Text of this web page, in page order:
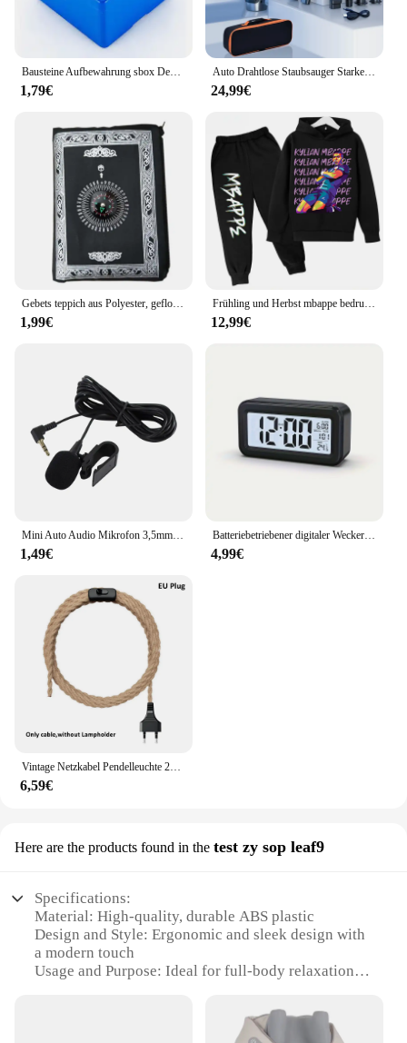
design and user-friendly features, this foot
massager is an essential addition to any home or
professional setting.
Bausteine Aufbewahrung sbox Desktop Make-up Kosmetik box platzsparende Büro Aufbewahrung sbox für Schmuck Kleinigkeiten Stift
1,79€
Auto Drahtlose Staubsauger Starke Saug Handheld Nass Trocken Auto Vakuum Hause & Auto Dual-Use Mini Staubsauger Haushaltsgerät
24,99€
Gebets teppich aus Polyester, geflochtene Matten, einfach mit Kompass bedruckt, Reisetasche, neue Art, Matte, Decke 100x60cm
1,99€
Frühling und Herbst mbappe bedruckte Kinder Hoodie Set Sweatshirt Hose 2-teiliges Sportswear Set für Jungen und Mädchen Kinder kleidung
12,99€
Mini Auto Audio Mikrofon 3,5mm Clip Jack Stecker Mic Stereo Profis Wired Externe Mikrofon Für Auto DVD Radio 3m Lange
1,49€
Batteriebetriebener digitaler Wecker, Temperatur, Datum, mit Hintergrundbeleuchtung, Schlummer-Tischuhr, 12/24 Stunden, stumm, elektronische LCD-Uhr am Bett
4,99€
Vintage Netzkabel Pendelleuchte 2M Hanfseil Kabel E26 E27 Lampenfassung Sockel EU Stecker Schalter Industrielle Pendelleuchte
6,59€
Here are the products found in the test zy sop leaf9
Specifications:
Material: High-quality, durable ABS plastic
Design and Style: Ergonomic and sleek design with
a modern touch
Usage and Purpose: Ideal for full-body relaxation
Performance and Property: Advanced massage
technology with variable intensity settings